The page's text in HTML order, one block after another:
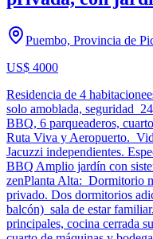
Puembo, Provincia de
US$ 4000
Residencia de 4
solo amoblada, seguridad
BBQ, 6 parqueaderos,
Ruta Viva y Aeropuerto.
Jacuzzi independientes.
BBQ Amplio jardín con
zenPlanta Alta: Dormitorio
privado. Dos dormitorios
balcón) sala de estar
principales, cocina cerrada